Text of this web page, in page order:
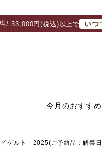
/ 33,000円(税込)以上で いつ
今月のおすすめ
ルト 2025(ご予約品：解禁日